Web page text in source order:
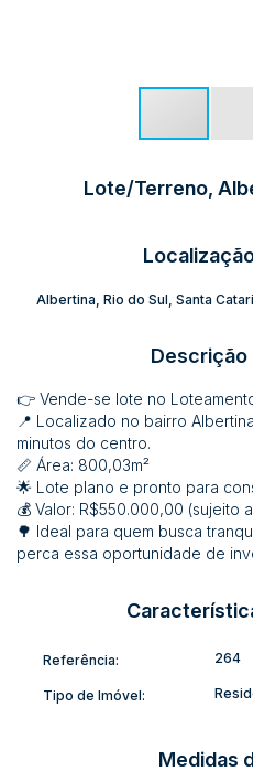
Lote/Terreno,
Albertina, Rio do Sul, Santa
Descrição
👉 Vende-se lote no
📍 Localizado no bairro
minutos do centro.
📏 Área: 800,03m²
🌟 Lote plano e pronto para
💰 Valor: R$550.000,00 (sujeito
🌳 Ideal para quem busca
perca essa oportunidade de
Referência: 264
Tipo de Imóvel:
Medidas